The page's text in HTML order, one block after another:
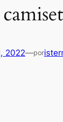
2022—por